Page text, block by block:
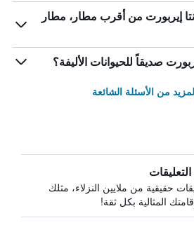
إيربورت من أقرب مطار، مطار
صديقاً للحيوانات الأليفة؟
من الأسئلة الشائعة
حقيقية من ملايين النزلاء، مثلك
المثالية بكل ثقة!